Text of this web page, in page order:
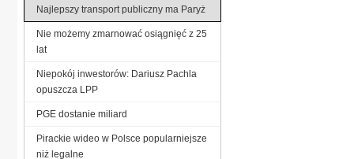
Najlepszy transport publiczny ma Paryż
Nie możemy zmarnować osiągnięć z 25
lat
Niepokój inwestorów: Dariusz Pachla
opuszcza LPP
PGE dostanie miliard
Pirackie wideo w Polsce popularniejsze
niż legalne